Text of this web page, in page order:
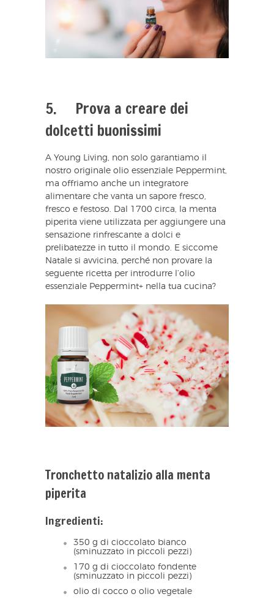
5. Prova a creare dei
dolcetti buonissimi
A Young Living, non solo garantiamo il
nostro originale olio essenziale Peppermint,
ma offriamo anche un integratore
alimentare che vanta un sapore fresco,
fresco e festoso. Dal 1700 circa, la menta
piperita viene utilizzata per aggiungere una
sensazione rinfrescante a dolci e
prelibatezze in tutto il mondo. E siccome
Natale si avvicina, perché non provare la
seguente ricetta per introdurre l’olio
essenziale Peppermint+ nella tua cucina?
Tronchetto natalizio alla menta
piperita
Ingredienti:
350 g di cioccolato bianco
(sminuzzato in piccoli pezzi)
170 g di cioccolato fondente
(sminuzzato in piccoli pezzi)
olio di cocco o olio vegetale